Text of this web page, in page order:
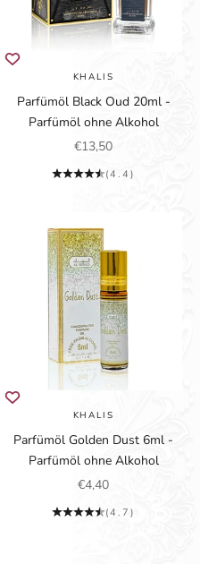
KHALIS
Parfümöl Black Oud 20ml -
Parfümöl ohne Alkohol
Angebot
€13,50
(4.4)
KHALIS
Parfümöl Golden Dust 6ml -
Parfümöl ohne Alkohol
Angebot
€4,40
(4.7)